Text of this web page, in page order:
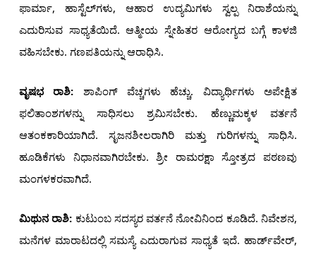
ಫಾರ್ಮಾ, ಹಾಸ್ಟೆಲ್‌ಗಳು, ಆಹಾರ ಉದ್ಯಮಿಗಳು ಸ್ವಲ್ಪ ನಿರಾಶೆಯನ್ನು
ಎದುರಿಸುವ ಸಾಧ್ಯತೆಯಿದೆ. ಆತ್ಮೀಯ ಸ್ನೇಹಿತರ ಆರೋಗ್ಯದ ಬಗ್ಗೆ ಕಾಳಜಿ
ವಹಿಸಬೇಕು. ಗಣಪತಿಯನ್ನು ಆರಾಧಿಸಿ.
ವೃಷಭ ರಾಶಿ: ಶಾಪಿಂಗ್ ವೆಚ್ಚಗಳು ಹೆಚ್ಚು. ವಿದ್ಯಾರ್ಥಿಗಳು ಅಪೇಕ್ಷಿತ
ಫಲಿತಾಂಶಗಳನ್ನು ಸಾಧಿಸಲು ಶ್ರಮಿಸಬೇಕು. ಹೆಣ್ಣುಮಕ್ಕಳ ವರ್ತನೆ
ಆತಂಕಕಾರಿಯಾಗಿದೆ. ಸೃಜನಶೀಲರಾಗಿರಿ ಮತ್ತು ಗುರಿಗಳನ್ನು ಸಾಧಿಸಿ.
ಹೂಡಿಕೆಗಳು ನಿಧಾನವಾಗಿರಬೇಕು. ಶ್ರೀ ರಾಮರಕ್ಷಾ ಸ್ತೋತ್ರದ ಪಠಣವು
ಮಂಗಳಕರವಾಗಿದೆ.
ಮಿಥುನ ರಾಶಿ: ಕುಟುಂಬ ಸದಸ್ಯರ ವರ್ತನೆ ನೋವಿನಿಂದ ಕೂಡಿದೆ. ನಿವೇಶನ,
ಮನೆಗಳ ಮಾರಾಟದಲ್ಲಿ ಸಮಸ್ಯೆ ಎದುರಾಗುವ ಸಾಧ್ಯತೆ ಇದೆ. ಹಾರ್ಡ್‌ವೇರ್,